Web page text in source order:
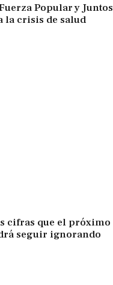
Popular y Juntos
la crisis de salud
cifras que el próximo
seguir ignorando